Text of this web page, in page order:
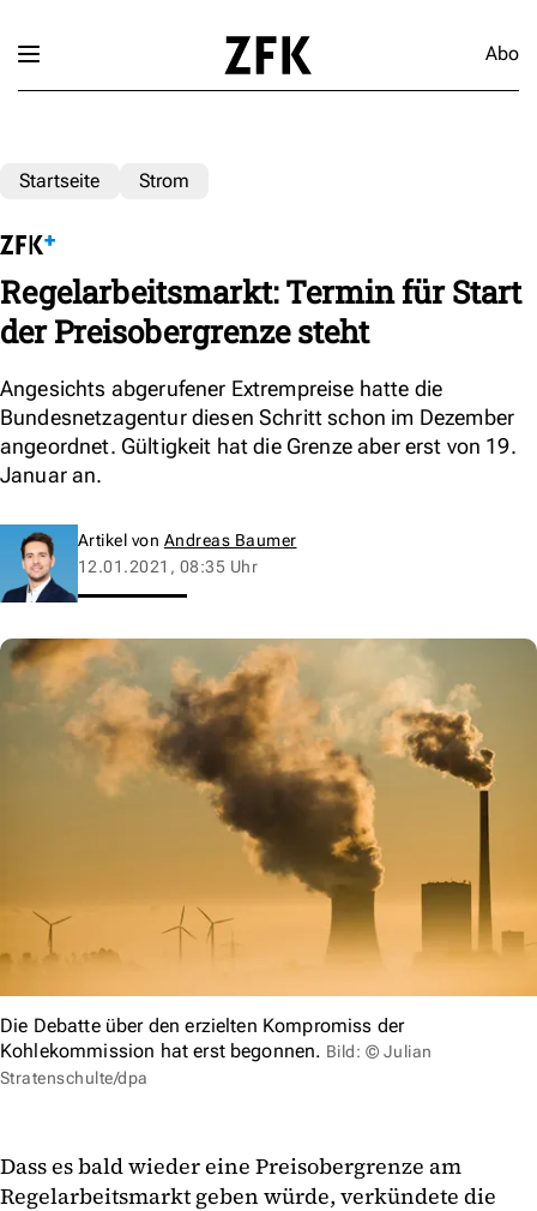
Abo
Startseite Strom
Regelarbeitsmarkt: Termin für Start
der Preisobergrenze steht
Angesichts abgerufener Extrempreise hatte die
Bundesnetzagentur diesen Schritt schon im Dezember
angeordnet. Gültigkeit hat die Grenze aber erst von 19.
Januar an.
Artikel von Andreas Baumer
12.01.2021, 08:35 Uhr
Die Debatte über den erzielten Kompromiss der
Kohlekommission hat erst begonnen. Bild: © Julian
Stratenschulte/dpa
Dass es bald wieder eine Preisobergrenze am
Regelarbeitsmarkt geben würde, verkündete die